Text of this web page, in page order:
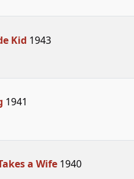
Kid 1943
1941
a Wife1940